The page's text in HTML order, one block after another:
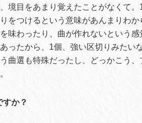
境目をあまり覚えたことがなくて。
をつけるという意味があんまりわ
味わったり、曲が作れないという
ったから、1個、強い区切りみたい
曲選も特殊だったし、どっかこう
か？